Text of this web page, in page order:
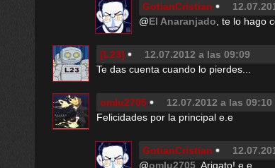
GotianCristian
@El Anaranjado , te lo hago
[L23] 12.07.2012 a las 09:09
Te das cuenta cuando lo pierdes...
omlu2705 12.07.2012 a las 09:10
Felicidades por la principal e.e
GotianCristian
@omlu2705 , Arigato! e.e